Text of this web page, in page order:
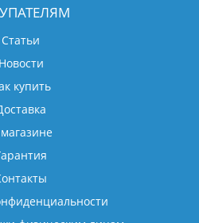
Статьи
Новости
купить